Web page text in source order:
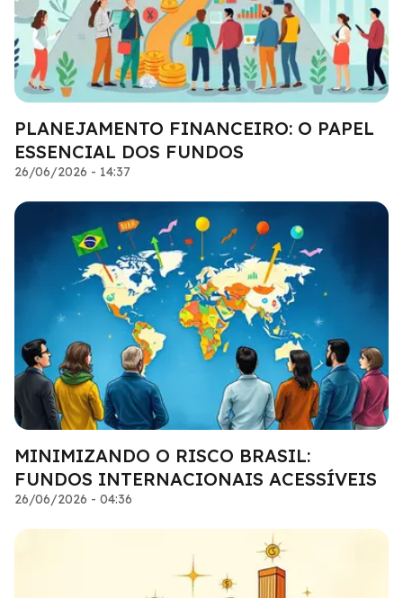
PLANEJAMENTO FINANCEIRO: O PAPEL
ESSENCIAL DOS FUNDOS
26/06/2026 - 14:37
MINIMIZANDO O RISCO BRASIL:
FUNDOS INTERNACIONAIS ACESSÍVEIS
26/06/2026 - 04:36